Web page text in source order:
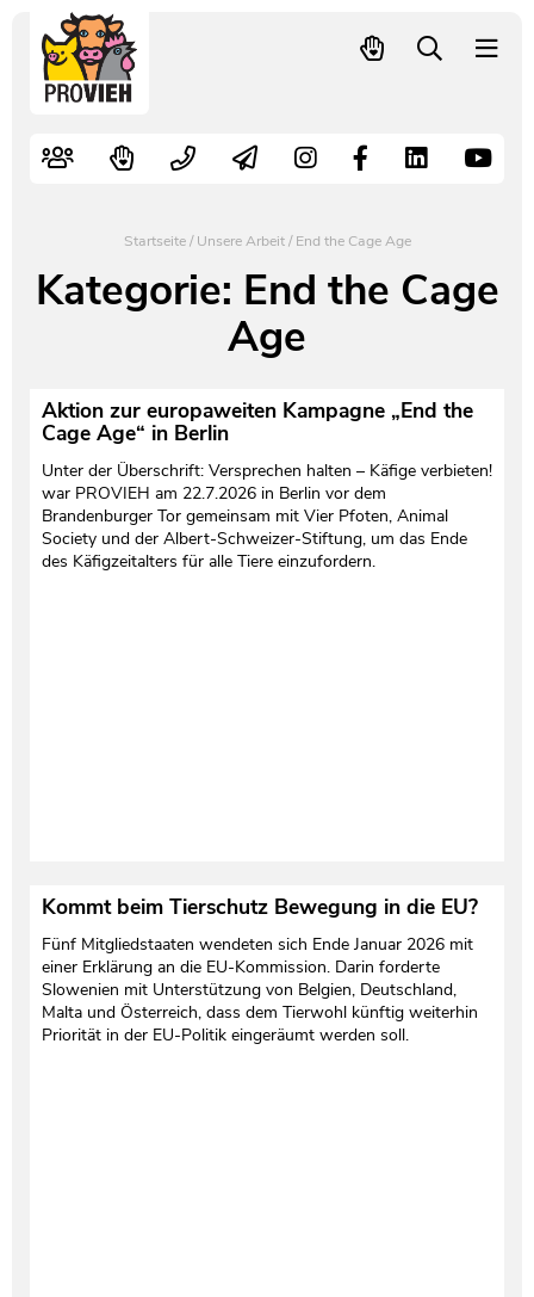
Schnellwahl
Startseite/Unsere Arbeit/End the Cage Age
Kategorie: End the Cage
Age
Aktion zur europaweiten Kampagne „End the
Cage Age“ in Berlin
Unter der Überschrift: Versprechen halten – Käfige verbieten!
war PROVIEH am 22.7.2026 in Berlin vor dem
Brandenburger Tor gemeinsam mit Vier Pfoten, Animal
Society und der Albert-Schweizer-Stiftung, um das Ende
des Käfigzeitalters für alle Tiere einzufordern.
Kommt beim Tierschutz Bewegung in die EU?
Fünf Mitgliedstaaten wendeten sich Ende Januar 2026 mit
einer Erklärung an die EU-Kommission. Darin forderte
Slowenien mit Unterstützung von Belgien, Deutschland,
Malta und Österreich, dass dem Tierwohl künftig weiterhin
Priorität in der EU-Politik eingeräumt werden soll.
Nutztiere
Alte Nutztierrassen
Video- und Audiothek
Kampagnen
Fachliche Arbeit
Verbraucherinfos
Mitglied werden – langfristig helfen
Spenden
Freiwille Beitragserhöhung
Geldauflagen
Testament und Nachlass
Kontakt
Leitbild
Team
Vereinsgründung
Netzwerk- und Kooperationspartner
Pressekontakt
Newsletter
Pressespiegel